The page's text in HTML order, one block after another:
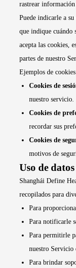
rastrear
Puede indicarle a su
que indique cuándo
acepta las cookies,
partes de nuestro
Ejemplos de
Cookies de
nuestro servicio.
Cookies de
recordar sus
Cookies de
motivos de
Uso de datos
Shanghái Define
recopilados para
Para
Para notificarle
Para permitirle
nuestro Servicio
Para brindar